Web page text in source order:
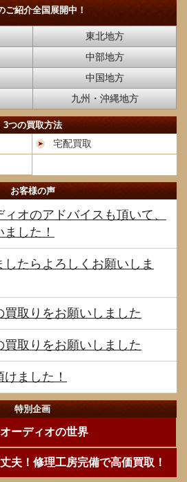
ご紹介全国展開中！
東北地方
中部地方
中国地方
九州・沖縄地方
3つの買取方法
宅配買取
お客様の声
オのアドバイスも頂いて、
した！
したらよろしくお願いしま
取りをお願いしました
買取りをお願いしました
ました！
特別企画
ーディオの世界
夫！修理工房完備で高価買取！